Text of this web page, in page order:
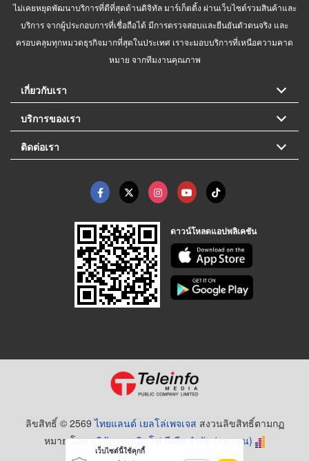
ไม่เคยหยุดพัฒนาบริการที่ดีที่สุดด้านดิจิทัล มาร์เก็ตติ้ง ผ่านเว็บไซต์รวมสินค้าและ
บริการ จากผู้ประกอบการที่เชื่อถือได้ มีการตรวจสอบและยืนยันตัวตนจริง และ
ครอบคลุมทุกหมวดธุรกิจมากที่สุดในประเทศ เราจะมอบบริการที่เหนือความคาด
หมาย จากทีมงานคุณภาพ
เกี่ยวกับเรา
บริการของเรา
ติดต่อเรา
ดาวน์โหลดแอปพลิเคชัน
ลิขสิทธิ์ © 2569ไทยแลนด์ เยลโล่เพจเจส สงวนลิขสิทธิ์ตามกฏ
หมาย โดยบริษัท เทเลอินโฟ มีเดีย จำกัด (มหาชน)
เว็บไซต์นี้ใช้คุกกี้